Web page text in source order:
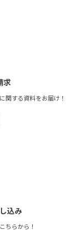
求
関する資料をお届け！
込み
こちらから！